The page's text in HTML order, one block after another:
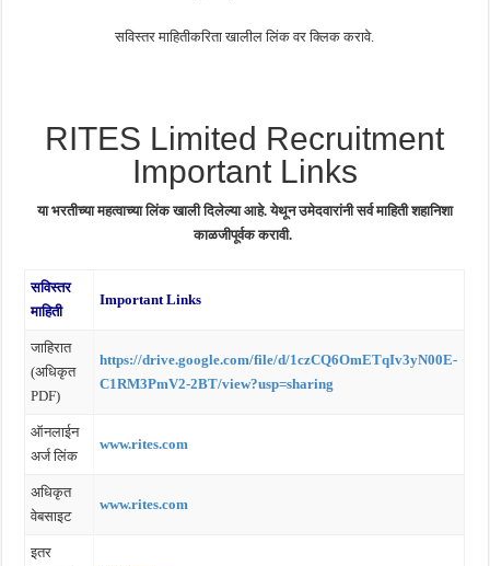
सविस्तर माहितीकरिता खालील लिंक वर क्लिक करावे.
RITES Limited Recruitment
Important Links
या भरतीच्या महत्वाच्या लिंक खाली दिलेल्या आहे. येथून उमेदवारांनी सर्व माहिती शहानिशा
काळजीपूर्वक करावी.
सविस्तर
माहिती
Important Links
जाहिरात
(अधिकृत
PDF)
https://drive.google.com/file/d/1czCQ6OmETqIv3yN00E-
C1RM3PmV2-2BT/view?usp=sharing
ऑनलाईन
अर्ज लिंक
www.rites.com
अधिकृत
वेबसाइट
www.rites.com
इतर